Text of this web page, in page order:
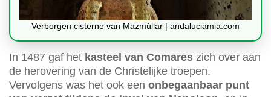
Verborgen cisterne van Mazmúllar | andaluciamia.com
In 1487 gaf het kasteel van Comares zich over aan
de herovering van de Christelijke troepen.
Vervolgens was het ook een onbegaanbaar punt